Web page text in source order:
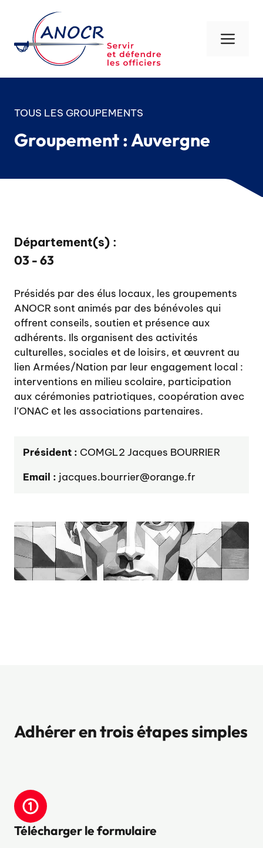
contenu
TOUS LES GROUPEMENTS
Groupement : Auvergne
Département(s) :
03 - 63
Présidés par des élus locaux, les groupements
ANOCR sont animés par des bénévoles qui
offrent conseils, soutien et présence aux
adhérents. Ils organisent des activités
culturelles, sociales et de loisirs, et œuvrent au
lien Armées/Nation par leur engagement local :
interventions en milieu scolaire, participation
aux cérémonies patriotiques, coopération avec
l’ONAC et les associations partenaires.
Président : COMGL2 Jacques BOURRIER
Email : jacques.bourrier@orange.fr
Adhérer en trois étapes simples
Télécharger le formulaire